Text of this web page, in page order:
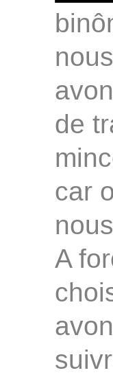
de
car
A